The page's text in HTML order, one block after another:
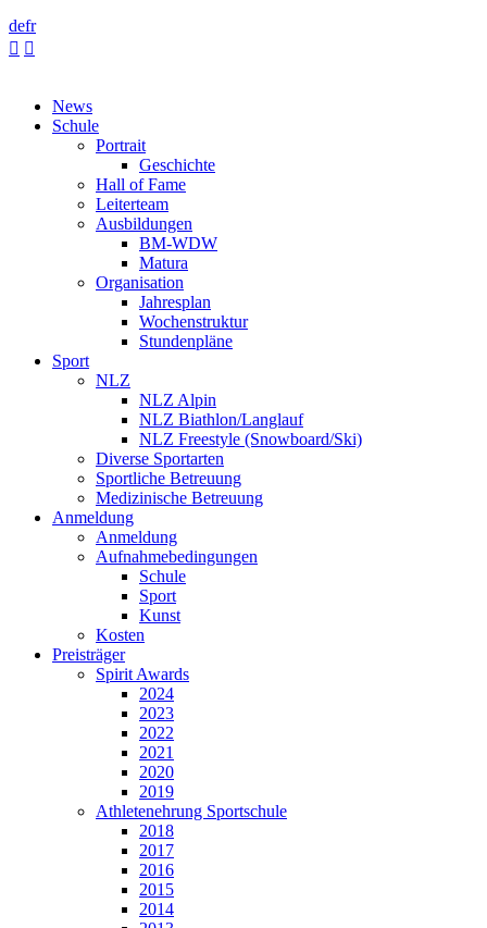
defr
 
News
Schule
Portrait
Geschichte
Hall of Fame
Leiterteam
Ausbildungen
BM-WDW
Matura
Organisation
Jahresplan
Wochenstruktur
Stundenpläne
Sport
NLZ
NLZ Alpin
NLZ Biathlon/Langlauf
NLZ Freestyle (Snowboard/Ski)
Diverse Sportarten
Sportliche Betreuung
Medizinische Betreuung
Anmeldung
Anmeldung
Aufnahmebedingungen
Schule
Sport
Kunst
Kosten
Preisträger
Spirit Awards
2024
2023
2022
2021
2020
2019
Athletenehrung Sportschule
2018
2017
2016
2015
2014